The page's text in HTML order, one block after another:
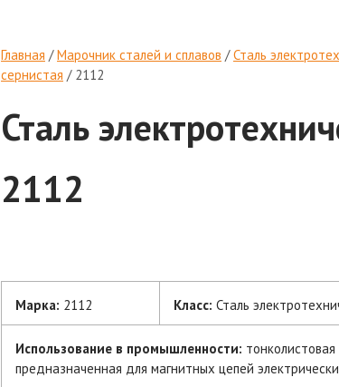
Главная / Марочник сталей и сплавов / Сталь
сернистая / 2112
Сталь
2112
Марка: 2112 Класс: Сталь
Использование в промышленности:
предназначенная для магнитных цепей